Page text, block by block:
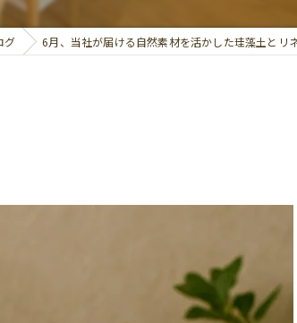
グ 6月、当社が届ける自然素材を活かした珪藻土とリ